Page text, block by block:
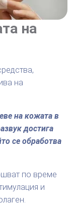
на
на
на кожата в
достига
се обработва
по време
и